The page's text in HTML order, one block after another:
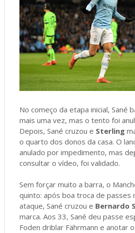
No começo da etapa inicial, Sané
mais uma vez, mas o tento foi
Depois, Sané cruzou e Sterling
o quarto dos donos da casa. O
anulado por impedimento, mas
consultar o vídeo, foi validado.
Sem forçar muito a barra, o
quinto: após boa troca de passes
ataque, Sané cruzou e Bernardo
marca. Aos 33, Sané deu passe
Foden driblar Fährmann e anotar